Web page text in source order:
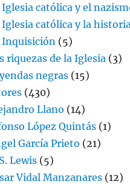
Iglesia católica y el
Iglesia católica y la historia
Inquisición (5)
riquezas de la Iglesia (3)
negras (15)
(430)
Llano (14)
López Quintás (1)
García Prieto (21)
Lewis (5)
Vidal Manzanares (12)